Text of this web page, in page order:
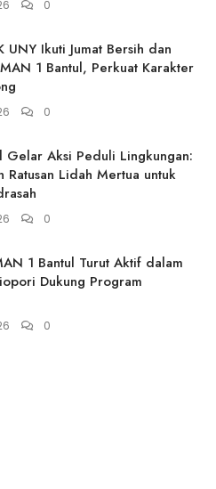
0
UNY Ikuti Jumat Bersih dan
1 Bantul, Perkuat Karakter
0
Gelar Aksi Peduli Lingkungan:
Ratusan Lidah Mertua untuk
0
1 Bantul Turut Aktif dalam
Dukung Program
0